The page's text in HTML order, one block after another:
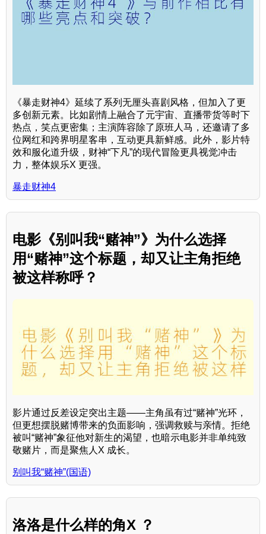
《暴走财神4》延续了系列无厘头喜剧风格，但加入了更
多创新元素。比如剧情上融合了元宇宙、直播带货等时下
热点，笑点更密集；主演阵容除了原班人马，还邀请了多
位网红和跨界明星客串，互动更具新鲜感。此外，影片特
效和服化道升级，财神“下凡”的现代冒险更具视觉冲击
力，整体娱乐X 更强。
暴走财神4
电影《别叫我“赌神”》为什么选择
用“赌神”这个标题，却又让主角拒绝
被这样称呼？
影片通过反差设定突出主题——主角虽有过“赌神”光环，
但更想摆脱赌博带来的负面影响，强调救赎与亲情。拒绝
被叫“赌神”象征他对新生的渴望，也暗示电影并非单纯致
敬赌片，而是聚焦人X 成长。
别叫我“赌神”(国语)
洛洛是什么样的角X ？